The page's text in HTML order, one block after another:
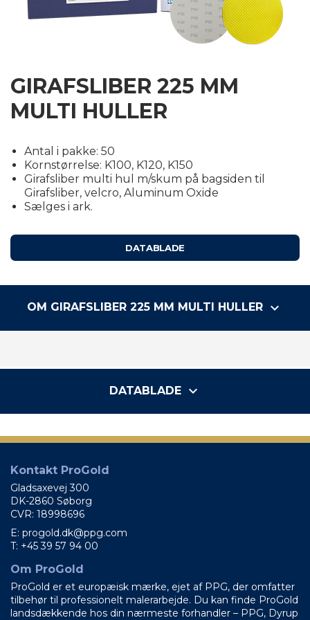
GIRAFSLIBER 225 MM
MULTI HULLER
Antal i pakke: 50
Kornstørrelse: K100, K120, K150
Girafsliber multi hul m/skum på bagsiden til
Girafsliber, velcro, Aluminum Oxide
Sælges i ark.
DATABLADE
OM GIRAFSLIBER 225 MM MULTI HULLER keyboard_arrow_down
DATABLADE keyboard_arrow_down
Kontakt ProGold
Gladsaxevej 300
DK-2860 Søborg
CVR: 18998696
E: progold.dk@ppg.com
T: +45 39 57 94 00
Om ProGold
ProGold er et europæisk mærke, ejet af PPG, der omfatter
tilbehør til professionelt malerarbejde. Du kan finde ProGold
landsdækkende hos din nærmeste forhandler – PPG, Dyrup